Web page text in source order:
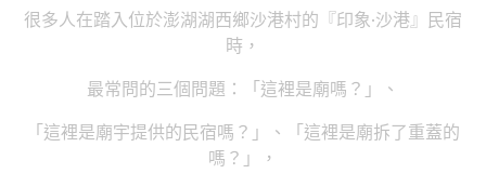
很多人在踏入位於澎湖湖西鄉沙港村的『印象‧沙港』民宿
時，
最常問的三個問題：「這裡是廟嗎？」、
「這裡是廟宇提供的民宿嗎？」、「這裡是廟拆了重蓋的
嗎？」，